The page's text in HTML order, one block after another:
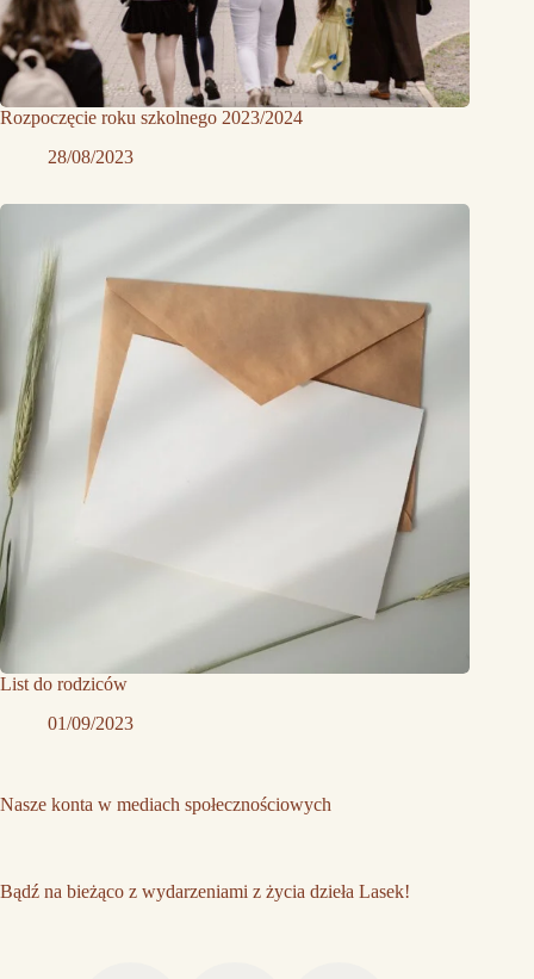
Rozpoczęcie roku szkolnego 2023/2024
28/08/2023
List do rodziców
01/09/2023
Nasze konta w mediach społecznościowych
Bądź na bieżąco z wydarzeniami z życia dzieła Lasek!